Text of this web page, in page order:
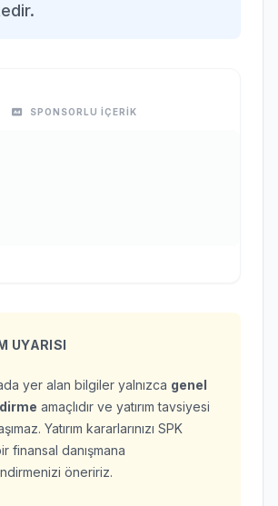
SPONSORLU İÇERİK
UYARISI
yer alan bilgiler yalnızca genel
amaçlıdır ve yatırım tavsiyesi
Yatırım kararlarınızı SPK
finansal danışmana
öneririz.